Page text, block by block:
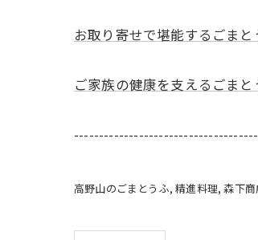
お取り寄せで堪能するごまと
ご家族の健康を支えるごまと
高野山のごまとうふ 精進料理 森下